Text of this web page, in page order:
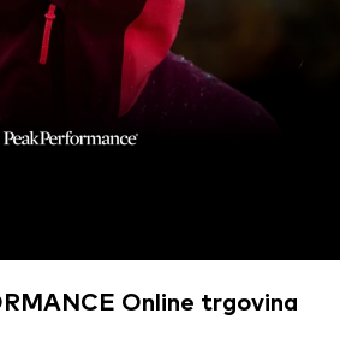
Online trgovina